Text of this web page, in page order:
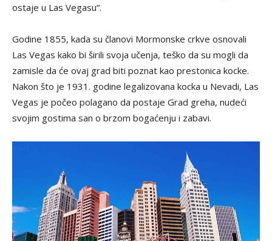
ostaje u Las Vegasu“.
Godine 1855, kada su članovi Mormonske crkve osnovali
Las Vegas kako bi širili svoja učenja, teško da su mogli da
zamisle da će ovaj grad biti poznat kao prestonica kocke.
Nakon što je 1931. godine legalizovana kocka u Nevadi, Las
Vegas je počeo polagano da postaje Grad greha, nudeći
svojim gostima san o brzom bogaćenju i zabavi.